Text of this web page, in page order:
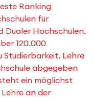
Ranking
für
Dualer Hochschulen.
120.000
Studierbarkeit, Lehre
abgegeben
ein möglichst
Lehre an der